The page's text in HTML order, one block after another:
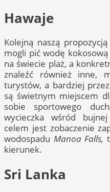
Hawaje
Kolejną naszą
mogli pić wodę
na świecie plaż, a
znaleźć również inne,
turystów, a bardziej
są świetnym miejscem
sobie sportowego
wycieczka wśród
celem jest zobaczenie
wodospadu Manoa Falls,
kierunek.
Sri Lanka